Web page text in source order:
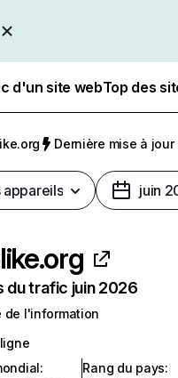
d'un site webTop des
Dernière mise à
appareils juin
du trafic juin 2026
de l'information
:
Rang du pays: